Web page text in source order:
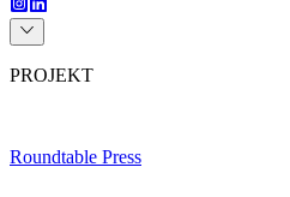
PROJEKT
Roundtable Press